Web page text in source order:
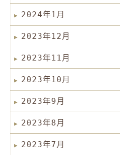
2024年1月
2023年12月
2023年11月
2023年10月
2023年9月
2023年8月
2023年7月